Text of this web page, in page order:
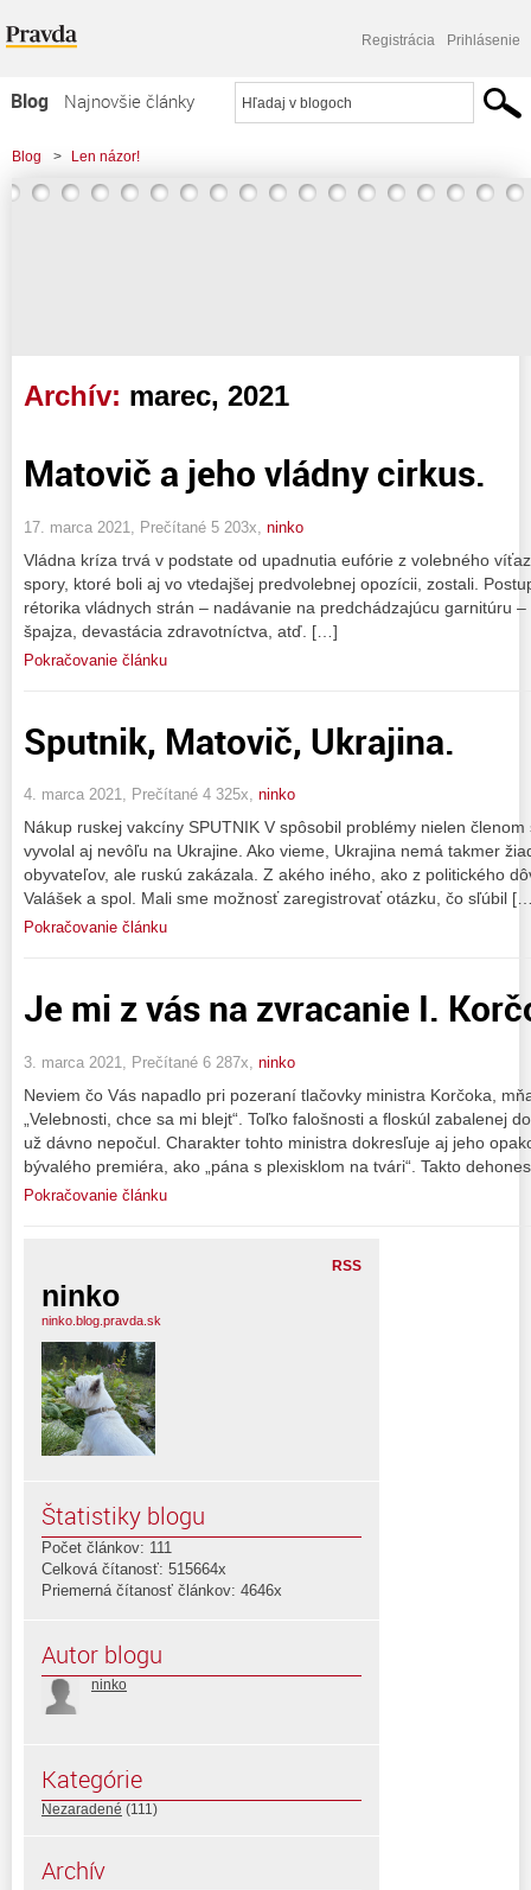
Registrácia Prihlásenie
Blog
Najnovšie články
Najčítanejšie články
Najkomentovanejšie články
Blog > Len názor!
Archív: marec, 2021
Matovič a jeho vládny cirkus.
17. marca 2021, Prečítané 5 203x, ninko
Vládna kríza trvá v podstate od upadnutia eufórie z volebného
spory, ktoré boli aj vo vtedajšej predvolebnej opozícii, zostali.
rétorika vládnych strán – nadávanie na predchádzajúcu garnitúru
špajza, devastácia zdravotníctva, atď. […]
Pokračovanie článku
Sputnik, Matovič, Ukrajina.
4. marca 2021, Prečítané 4 325x, ninko
Nákup ruskej vakcíny SPUTNIK V spôsobil problémy nielen
vyvolal aj nevôľu na Ukrajine. Ako vieme, Ukrajina nemá takmer
obyvateľov, ale ruskú zakázala. Z akého iného, ako z politického
Valášek a spol. Mali sme možnosť zaregistrovať otázku, čo sľúbil
Pokračovanie článku
Je mi z vás na zvracanie I.
3. marca 2021, Prečítané 6 287x, ninko
Neviem čo Vás napadlo pri pozeraní tlačovky ministra Korčoka,
„Velebnosti, chce sa mi blejt“. Toľko falošnosti a floskúl zabalenej
už dávno nepočul. Charakter tohto ministra dokresľuje aj jeho
bývalého premiéra, ako „pána s plexisklom na tvári“. Takto
Pokračovanie článku
RSS
ninko
ninko.blog.pravda.sk
Štatistiky blogu
Počet článkov: 111
Celková čítanosť: 515664x
Priemerná čítanosť článkov: 4646x
Autor blogu
ninko
Kategórie
Nezaradené (111)
Archív